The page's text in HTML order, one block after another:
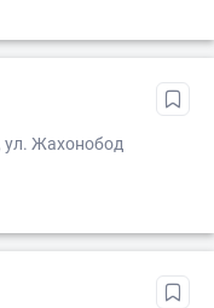
ул. Жахонобод